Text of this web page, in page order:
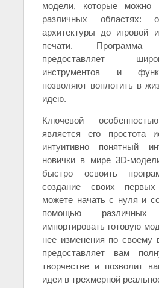
модели, которые можно
различных областях:
архитектуры до игровой
печати.
предоставляет
инструментов и
позволяют воплотить в
идею.
Ключевой
является его простота
интуитивно понятный
новички в мире 3D-
быстро освоить
создание своих
можете начать с нуля и
помощью
импортировать готовую
нее изменения по своему
предоставляет вам
творчестве и позволит
идеи в трехмерной